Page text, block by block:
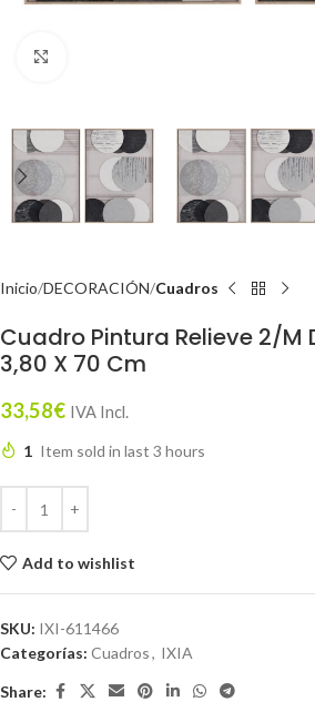
Inicio DECORACIÓN Cuadros
Cuadro Pintura Relieve 2/M
3,80 X 70 Cm
33,58€ IVA Incl.
1 Item sold in last 3 hours
Add to wishlist
SKU: IXI-611466
Categorías: Cuadros, IXIA
Share: